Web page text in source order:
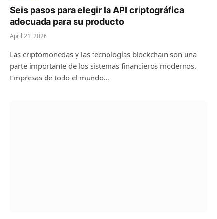
Seis pasos para elegir la API criptográfica
adecuada para su producto
April 21, 2026
Las criptomonedas y las tecnologías blockchain son una
parte importante de los sistemas financieros modernos.
Empresas de todo el mundo…